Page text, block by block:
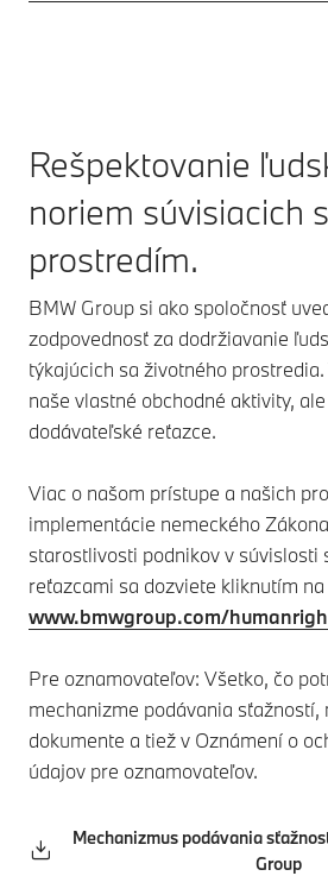
Rešpektovanie
noriem súvisiacich
prostredím.
BMW Group si ako spoločnosť
zodpovednosť za dodržiavanie
týkajúcich sa životného
naše vlastné obchodné aktivity,
dodávateľské reťazce.
Viac o našom prístupe a našich
implementácie nemeckého
starostlivosti podnikov v súvislosti
reťazcami sa dozviete kliknutím na
www.bmwgroup.com/
Pre oznamovateľov: Všetko, čo
mechanizme podávania sťažností,
dokumente a tiež v Oznámení o
údajov pre oznamovateľov.
Mechanizmus podávania
Group